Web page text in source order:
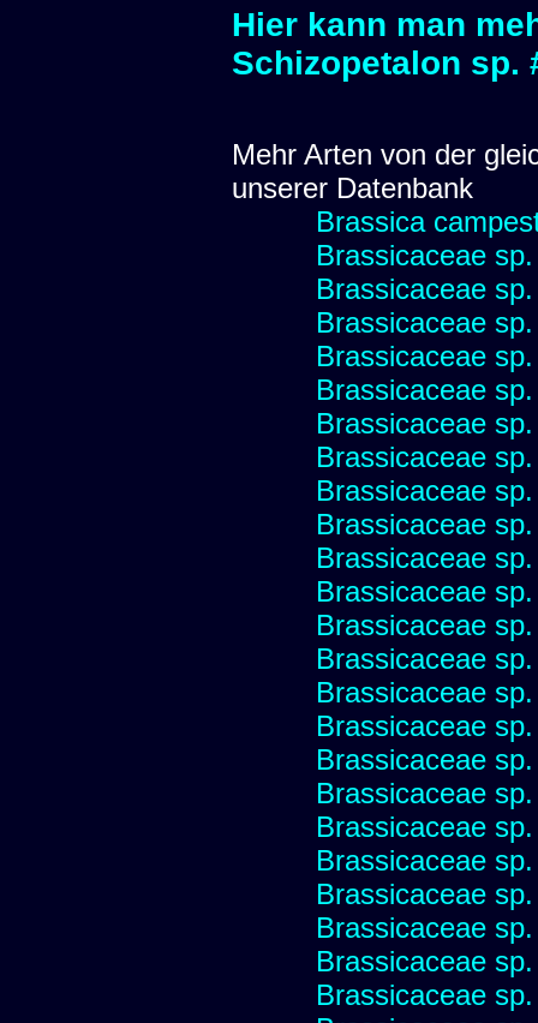
Hier kann man
Schizopetalon sp.
Mehr Arten von der
unserer Datenbank
Brassica
Brassicaceae
Brassicaceae
Brassicaceae
Brassicaceae
Brassicaceae
Brassicaceae
Brassicaceae
Brassicaceae
Brassicaceae
Brassicaceae
Brassicaceae
Brassicaceae
Brassicaceae
Brassicaceae
Brassicaceae
Brassicaceae
Brassicaceae
Brassicaceae
Brassicaceae
Brassicaceae
Brassicaceae
Brassicaceae
Brassicaceae